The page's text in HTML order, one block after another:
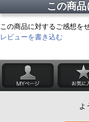
この商
この商品に対するご感想を
レビューを書き込む
よ